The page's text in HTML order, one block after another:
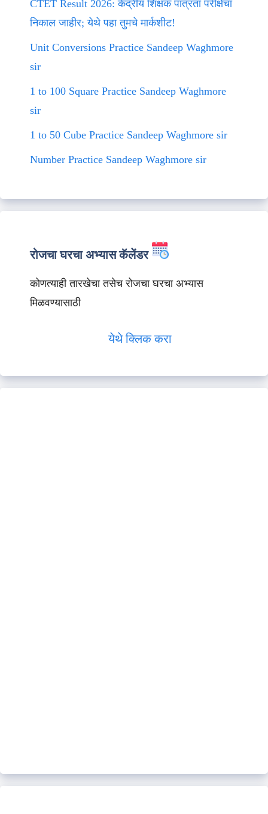
CTET Result 2026: केंद्रीय शिक्षक पात्रता परीक्षेचा
निकाल जाहीर; येथे पहा तुमचे मार्कशीट!
Unit Conversions Practice Sandeep Waghmore
sir
1 to 100 Square Practice Sandeep Waghmore
sir
1 to 50 Cube Practice Sandeep Waghmore sir
Number Practice Sandeep Waghmore sir
रोजचा घरचा अभ्यास कॅलेंडर
कोणत्याही तारखेचा तसेच रोजचा घरचा अभ्यास
मिळवण्यासाठी
येथे क्लिक करा